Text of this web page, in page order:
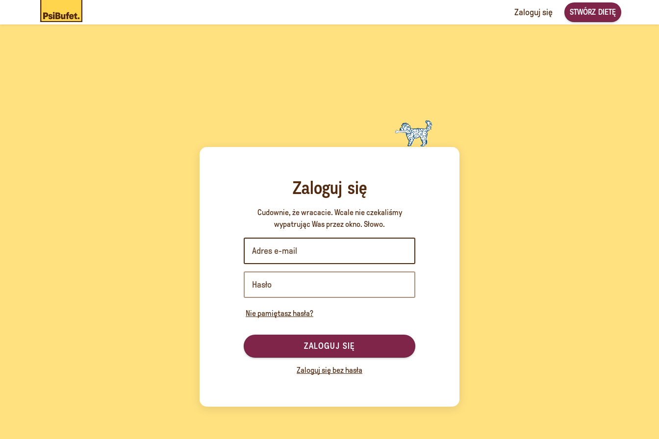
Zaloguj się STWÓRZ DIETĘ
Zaloguj się
Cudownie, że wracacie. Wcale nie czekaliśmy
wypatrując Was przez okno. Słowo.
Nie pamiętasz hasła?
ZALOGUJ SIĘ
Zaloguj się bez hasła